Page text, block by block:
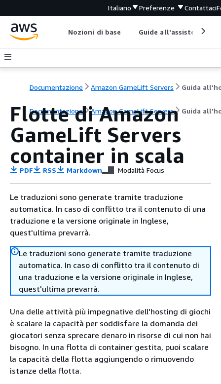
Italiano Preferenze Contattaci
Nozioni di base Guide all'assistenza
Documentazione Amazon GameLift Servers
Documentazione Amazon GameLift Servers Guida
Flotte di Amazon
GameLift Servers
container in scala
PDF RSS Markdown Modalità Focus
Le traduzioni sono generate tramite traduzione
automatica. In caso di conflitto tra il contenuto di una
traduzione e la versione originale in Inglese,
quest'ultima prevarrà.
Le traduzioni sono generate tramite traduzione
automatica. In caso di conflitto tra il contenuto di
una traduzione e la versione originale in Inglese,
quest'ultima prevarrà.
Una delle attività più impegnative dell'hosting di giochi
è scalare la capacità per soddisfare la domanda dei
giocatori senza sprecare denaro in risorse di cui non hai
bisogno. In una flotta di container gestita, puoi scalare
la capacità della flotta aggiungendo o rimuovendo
istanze della flotta.